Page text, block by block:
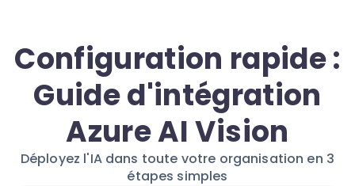
Configuration rapide :
Guide d'intégration
Azure AI Vision
Déployez l'IA dans toute votre organisation en 3
étapes simples